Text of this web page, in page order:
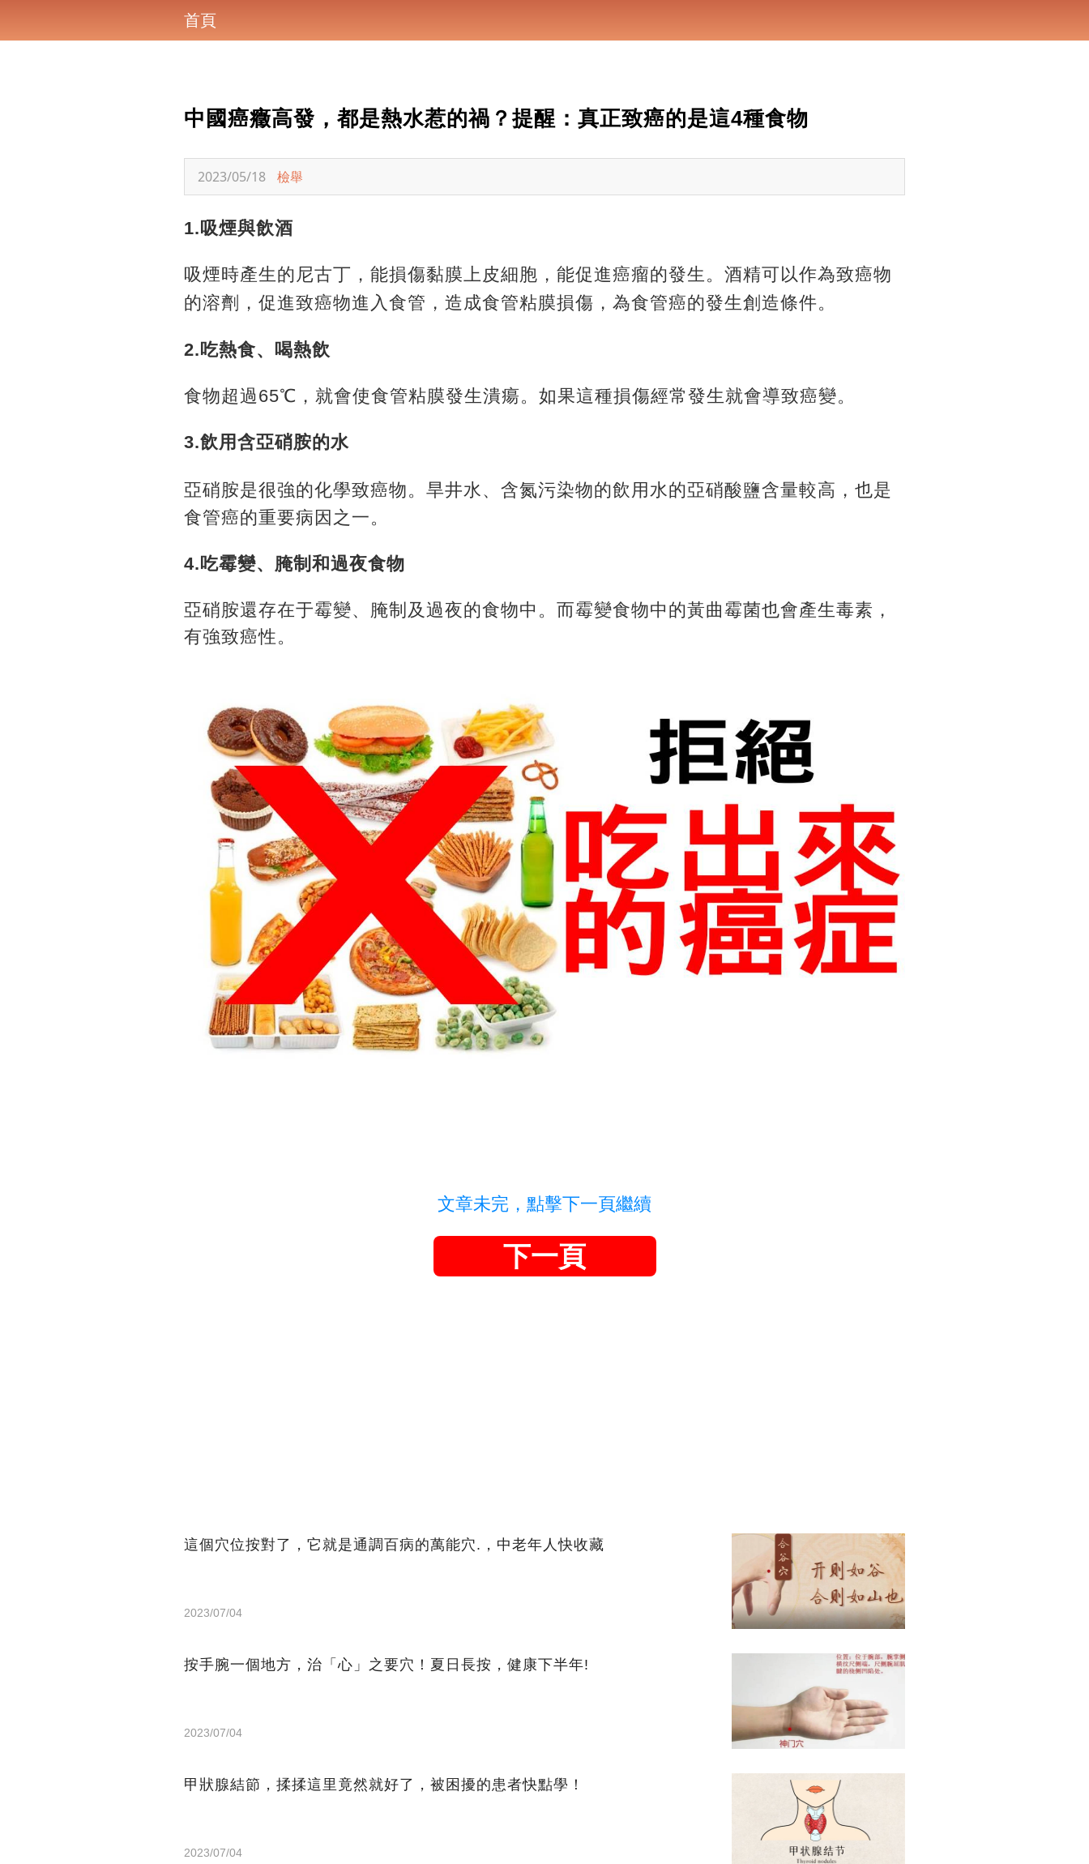
首頁
中國癌癥高發，都是熱水惹的禍？提醒：真正致癌的是這4種食物
2023/05/18 檢舉
1.吸煙與飲酒
吸煙時產生的尼古丁，能損傷黏膜上皮細胞，能促進癌瘤的發生。酒精可以作為致癌物
的溶劑，促進致癌物進入食管，造成食管粘膜損傷，為食管癌的發生創造條件。
2.吃熱食、喝熱飲
食物超過65℃，就會使食管粘膜發生潰瘍。如果這種損傷經常發生就會導致癌變。
3.飲用含亞硝胺的水
亞硝胺是很強的化學致癌物。旱井水、含氮污染物的飲用水的亞硝酸鹽含量較高， 也是
食管癌的重要病因之一。
4.吃霉變、腌制和過夜食物
亞硝胺還存在于霉變、腌制及過夜的食物中。而霉變食物中的黃曲霉菌也會產生毒素，
有強致癌性。
文章未完，點擊下一頁繼續
下一頁
這個穴位按對了，它就是通調百病的萬能穴.，中老年人快收藏
2023/07/04
按手腕一個地方，治「心」之要穴！夏日長按，健康下半年!
2023/07/04
甲狀腺結節，揉揉這里竟然就好了，被困擾的患者快點學！
2023/07/04